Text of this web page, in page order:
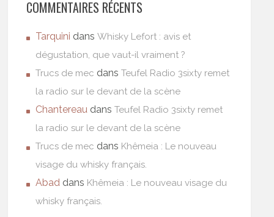
COMMENTAIRES RÉCENTS
Tarquini dansWhisky Lefort : avis et
dégustation, que vaut-il vraiment ?
Trucs de mec dansTeufel Radio 3sixty remet
la radio sur le devant de la scène
Chantereau dansTeufel Radio 3sixty remet
la radio sur le devant de la scène
Trucs de mec dans Khêmeia : Le nouveau
visage du whisky français.
Abad dans Khêmeia : Le nouveau visage du
whisky français.